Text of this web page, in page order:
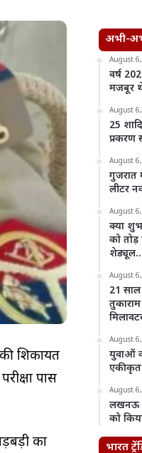
शिकायत
पास
का
अभी-
August
वर्ष
मजबूर थे
August
25
प्रकरण
August
गुजरात
लीटर
August
क्या
को तोड़
August
21
August
युवाओं
एकीकृत
August
लखनऊ
को
भारत